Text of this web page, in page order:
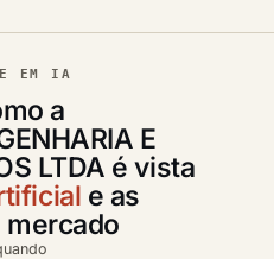
EM IA
a
E
LTDA é vista
e as
mercado